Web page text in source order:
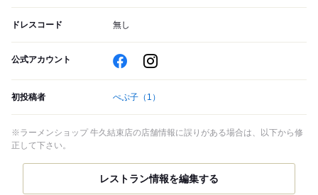
ドレスコード 無し
公式アカウント
初投稿者 ぺぷ子 （1）
※ラーメンショップ 牛久結束店の店舗情報に誤りがある場合は、以下から修
正して下さい。